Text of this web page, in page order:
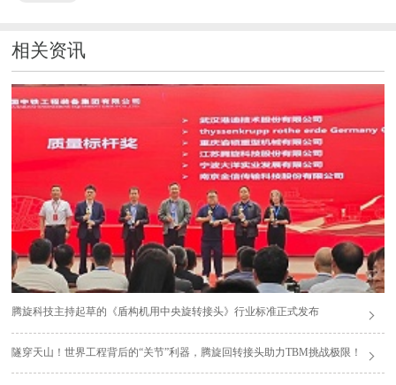
相关资讯
腾旋科技主持起草的《盾构机用中央旋转接头》行业标准正式发布
隧穿天山！世界工程背后的“关节”利器，腾旋回转接头助力TBM挑战极限！